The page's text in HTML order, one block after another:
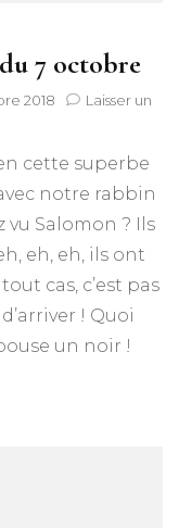
7 octobre
2018
Laisser un
cette superbe
notre rabbin
vu Salomon ? Ils
eh, eh, ils ont
cas, c’est pas
! Quoi
un noir !